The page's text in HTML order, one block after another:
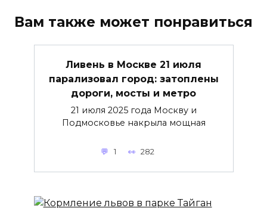
Вам также может понравиться
Ливень в Москве 21 июля
парализовал город: затоплены
дороги, мосты и метро
21 июля 2025 года Москву и
Подмосковье накрыла мощная
1 282